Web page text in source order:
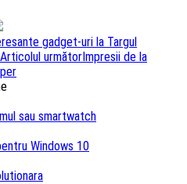
gadget-uri la Targul
Articolul următorImpresii de la
sau smartwatch
Windows 10